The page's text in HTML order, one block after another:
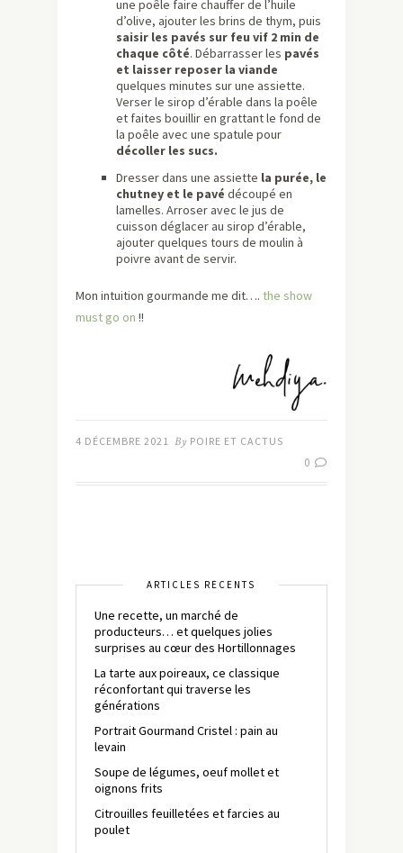
une poêle faire chauffer de l’huile
d’olive, ajouter les brins de thym, puis
saisir les pavés sur feu vif 2 min de
chaque côté. Débarrasser les pavés
et laisser reposer la viande
quelques minutes sur une assiette.
Verser le sirop d’érable dans la poêle
et faites bouillir en grattant le fond de
la poêle avec une spatule pour
décoller les sucs.
Dresser dans une assiette la purée, le
chutney et le pavé découpé en
lamelles. Arroser avec le jus de
cuisson déglacer au sirop d’érable,
ajouter quelques tours de moulin à
poivre avant de servir.
Mon intuition gourmande me dit…. the show
must go on !!
4 DÉCEMBRE 2021 By POIRE ET CACTUS
0
ARTICLES RÉCENTS
Une recette, un marché de
producteurs… et quelques jolies
surprises au cœur des Hortillonnages
La tarte aux poireaux, ce classique
réconfortant qui traverse les
générations
Portrait Gourmand Cristel : pain au
levain
Soupe de légumes, oeuf mollet et
oignons frits
Citrouilles feuilletées et farcies au
poulet